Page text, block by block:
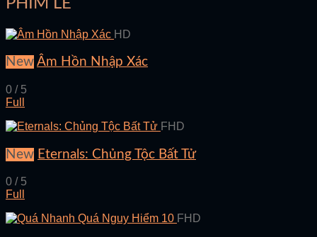
HD
New Âm Hồn Nhập Xác
0 / 5
Full
FHD
New Eternals: Chủng Tộc Bất Tử
0 / 5
Full
FHD